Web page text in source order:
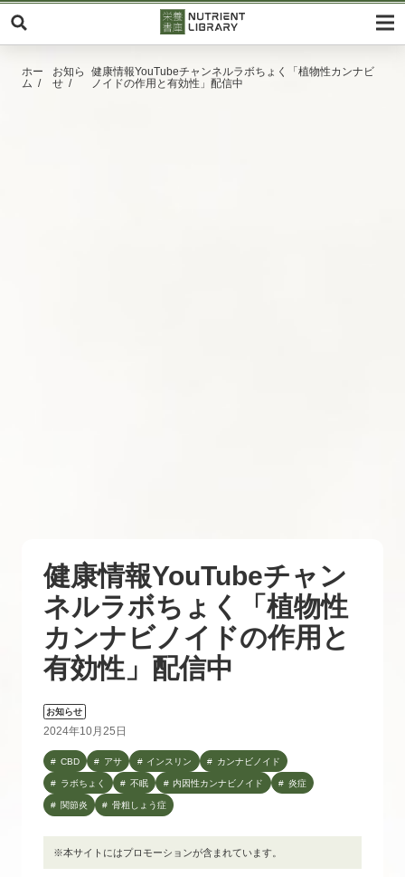
ホー
ム
お知ら
せ
健康情報YouTubeチャンネルラボちょく「植物性カンナビ
ノイドの作用と有効性」配信中
健康情報YouTubeチャン
ネルラボちょく「植物性
カンナビノイドの作用と
有効性」配信中
お知らせ
2024年10月25日
CBD アサ インスリン カンナビノイド
ラボちょく 不眠 内因性カンナビノイド 炎症
関節炎 骨粗しょう症
※本サイトにはプロモーションが含まれています。